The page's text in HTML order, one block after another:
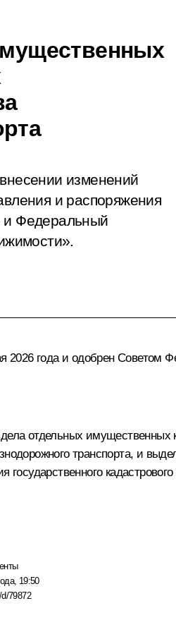
изменений
и распоряжения
и Федеральный
года и одобрен Советом
отдельных
транспорта, и
19:50
79872